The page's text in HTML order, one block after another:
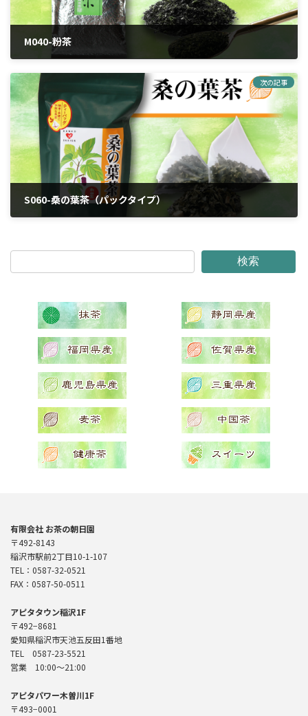
M040-粉茶
次の記事
S060-桑の葉茶（パックタイプ）
検索
有限会社 お茶の朝日園
〒492-8143
稲沢市駅前2丁目10-1-107
TEL：0587-32-0521
FAX：0587-50-0511
アピタタウン稲沢1F
〒492−8681
愛知県稲沢市天池五反田1番地
TEL 0587-23-5521
営業 10:00〜21:00
アピタパワー木曽川1F
〒493−0001